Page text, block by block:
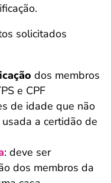
solicitados
dos membros
e CPF
de idade que não
a certidão de
: deve ser
dos membros da